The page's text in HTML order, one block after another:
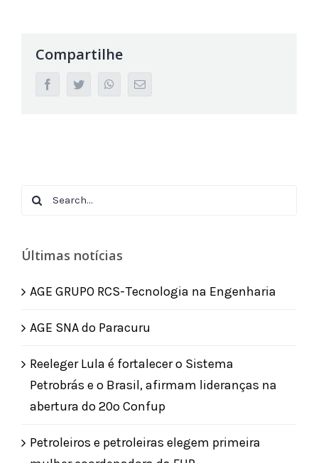
Compartilhe
facebooktwitter whatsappEmail
Search
Últimas notícias
AGE GRUPO RCS-Tecnologia na Engenharia
AGE SNA do Paracuru
Reeleger Lula é fortalecer o Sistema
Petrobrás e o Brasil, afirmam lideranças na
abertura do 20º Confup
Petroleiros e petroleiras elegem primeira